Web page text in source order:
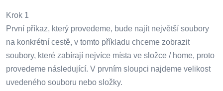
Krok 1
První příkaz, který provedeme, bude najít největší soubory
na konkrétní cestě, v tomto příkladu chceme zobrazit
soubory, které zabírají nejvíce místa ve složce / home, proto
provedeme následující. V prvním sloupci najdeme velikost
uvedeného souboru nebo složky.